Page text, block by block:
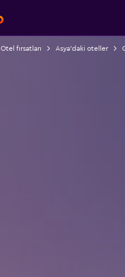
Otel fırsatları Asya'daki oteller